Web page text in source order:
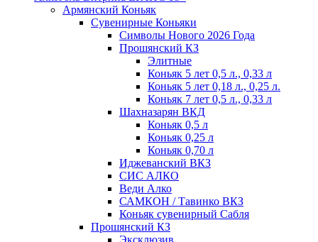
Армянский Коньяк
Сувенирные Коньяки
Символы Нового 2026 Года
Прошянский КЗ
Элитные
Коньяк 5 лет 0,5 л., 0,33 л
Коньяк 5 лет 0,18 л., 0,25 л.
Коньяк 7 лет 0,5 л., 0,33 л
Шахназарян ВКД
Коньяк 0,5 л
Коньяк 0,25 л
Коньяк 0,70 л
Иджеванский ВКЗ
СИС АЛКО
Веди Алко
САМКОН / Тавинко ВКЗ
Коньяк сувенирный Сабля
Прошянский КЗ
Эксклюзив